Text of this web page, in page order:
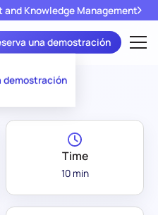
demostración
and Knowledge Management
una demostración
Time
10 min